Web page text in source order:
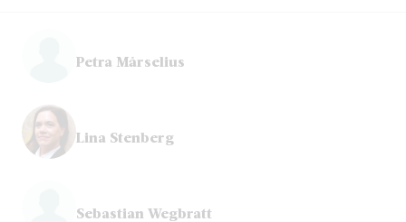
Petra Mårselius
Lina Stenberg
Sebastian Wegbratt